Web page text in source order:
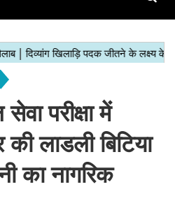
परीक्षा में
लाडली बिटिया
का नागरिक